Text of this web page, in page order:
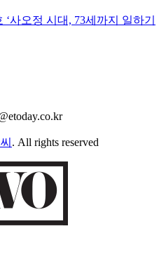
사오정 시대, 73세까지 일하기
. All rights reserved